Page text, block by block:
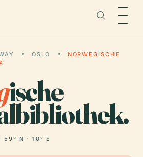
OSLO
NORWEGISCHE
ische
59° N · 10° E